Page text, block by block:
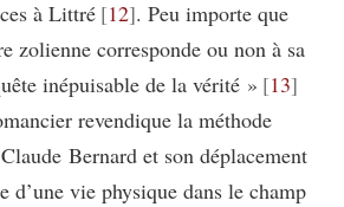
à Littré 12 . Peu importe que
zolienne corresponde ou non à sa
inépuisable de la vérité » 13
revendique la méthode
Bernard et son déplacement
d’une vie physique dans le champ